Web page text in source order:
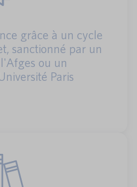
grâce à un cycle
sanctionné par un
ou un
Paris